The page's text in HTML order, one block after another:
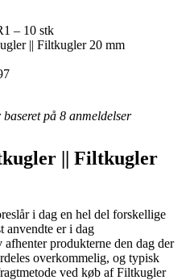
– 10 stk
|| Filtkugler 20 mm
på 8 anmeldelser
|| Filtkugler
i dag en hel del forskellige
anvendte er i dag
produkterne den dag der
overkommelig, og typisk
ved køb af Filtkugler